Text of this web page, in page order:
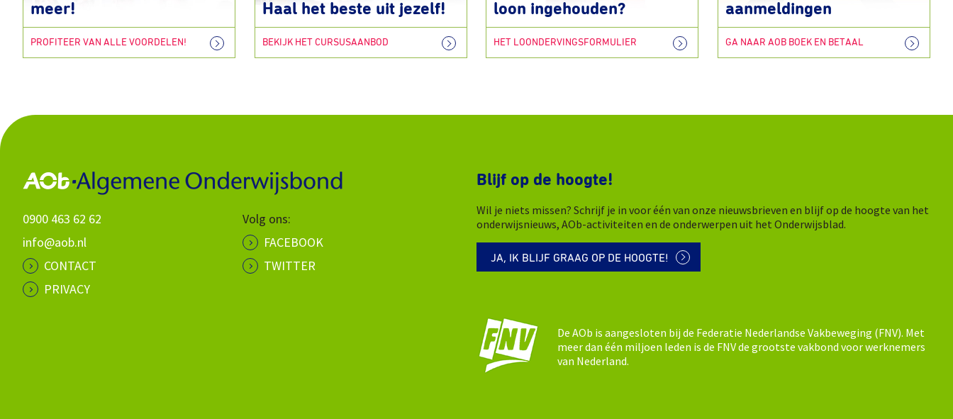
meer!
PROFITEER VAN ALLE VOORDELEN!
Haal het beste uit jezelf!
BEKIJK HET CURSUSAANBOD
loon ingehouden?
HET LOONDERVINGSFORMULIER
aanmeldingen
GA NAAR AOB BOEK EN BETAAL
0900 463 62 62
info@aob.nl
CONTACT
PRIVACY
Volg ons:
FACEBOOK
TWITTER
Blijf op de hoogte!
Wil je niets missen? Schrijf je in voor één van onze nieuwsbrieven en blijf op de hoogte van het
onderwijsnieuws, AOb-activiteiten en de onderwerpen uit het Onderwijsblad.
JA, IK BLIJF GRAAG OP DE HOOGTE!
De AOb is aangesloten bij de Federatie Nederlandse Vakbeweging (FNV). Met
meer dan één miljoen leden is de FNV de grootste vakbond voor werknemers
van Nederland.